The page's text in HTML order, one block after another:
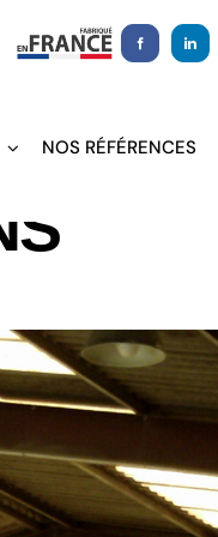
NOS RÉFÉRENCES